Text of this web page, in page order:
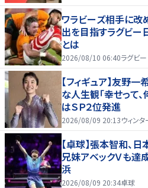
ワラビーズ相手に改
出を目指すラグビ
とは
2026/08/10 06:40ラグビー
【フィギュア】友野
な人生観「幸せって
はＳＰ２位発進
2026/08/09 20:13ウィン
【卓球】張本智和、
兄妹アベックＶも達
浜
2026/08/09 20:34卓球